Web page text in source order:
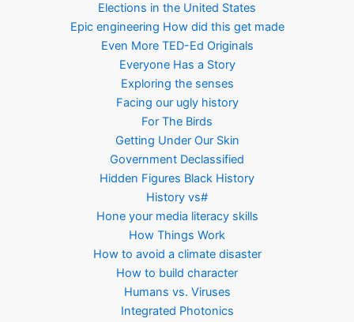
Elections in the United States
Epic engineering How did this get made
Even More TED-Ed Originals
Everyone Has a Story
Exploring the senses
Facing our ugly history
For The Birds
Getting Under Our Skin
Government Declassified
Hidden Figures Black History
History vs#
Hone your media literacy skills
How Things Work
How to avoid a climate disaster
How to build character
Humans vs. Viruses
Integrated Photonics